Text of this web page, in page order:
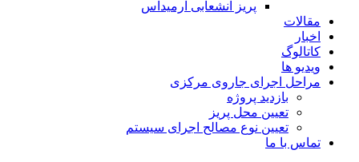
پریز انشعابی آرمیداس
مقالات
اخبار
کاتالوگ
ویدیو ها
مراحل اجرای جاروی مرکزی
بازدید پروژه
تعیین محل پریز
تعیین نوع مصالح اجرای سیستم
تماس با ما